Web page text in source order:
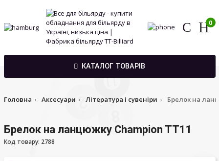
0
КАТАЛОГ ТОВАРІВ
Головна Аксесуари Література і сувеніри Брелок на
Брелок на ланцюжку Champion TT11
Код товару: 2788